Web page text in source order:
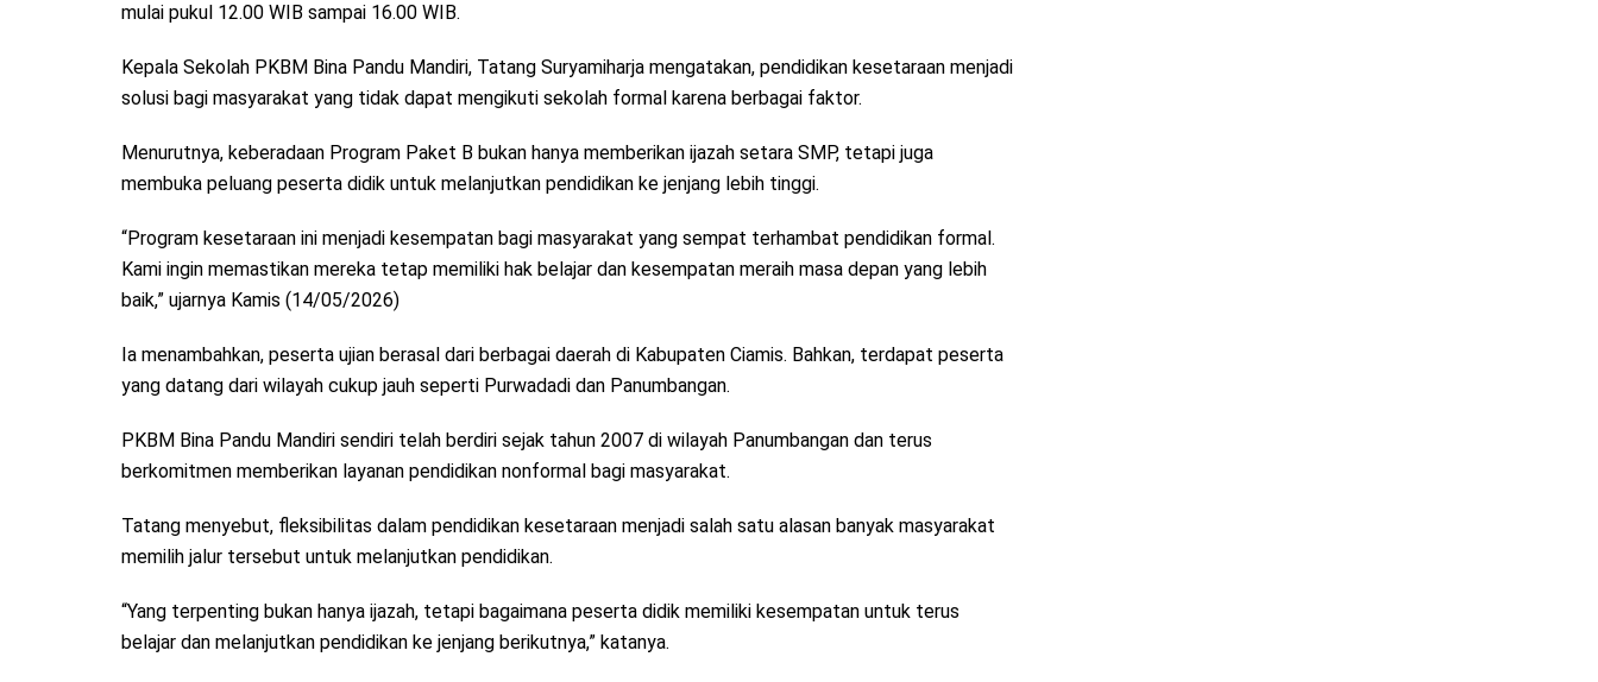
mulai pukul 12.00 WIB sampai 16.00 WIB.
Kepala Sekolah PKBM Bina Pandu Mandiri, Tatang Suryamiharja mengatakan, pendidikan kesetaraan menjadi
solusi bagi masyarakat yang tidak dapat mengikuti sekolah formal karena berbagai faktor.
Menurutnya, keberadaan Program Paket B bukan hanya memberikan ijazah setara SMP, tetapi juga
membuka peluang peserta didik untuk melanjutkan pendidikan ke jenjang lebih tinggi.
“Program kesetaraan ini menjadi kesempatan bagi masyarakat yang sempat terhambat pendidikan formal.
Kami ingin memastikan mereka tetap memiliki hak belajar dan kesempatan meraih masa depan yang lebih
baik,” ujarnya Kamis (14/05/2026)
Ia menambahkan, peserta ujian berasal dari berbagai daerah di Kabupaten Ciamis. Bahkan, terdapat peserta
yang datang dari wilayah cukup jauh seperti Purwadadi dan Panumbangan.
PKBM Bina Pandu Mandiri sendiri telah berdiri sejak tahun 2007 di wilayah Panumbangan dan terus
berkomitmen memberikan layanan pendidikan nonformal bagi masyarakat.
Tatang menyebut, fleksibilitas dalam pendidikan kesetaraan menjadi salah satu alasan banyak masyarakat
memilih jalur tersebut untuk melanjutkan pendidikan.
“Yang terpenting bukan hanya ijazah, tetapi bagaimana peserta didik memiliki kesempatan untuk terus
belajar dan melanjutkan pendidikan ke jenjang berikutnya,” katanya.